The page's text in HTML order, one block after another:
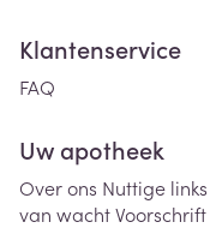
Klantenservice
FAQ
Uw apotheek
Over ons Nuttige links
van wachtVoorschrift